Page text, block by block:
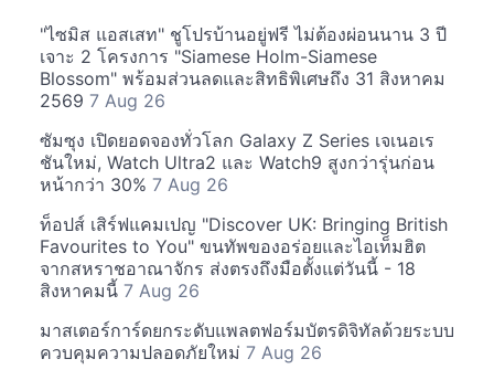
"ไซมิส แอสเสท" ชูโปรบ้านอยู่ฟรี ไม่ต้องผ่อนนาน 3 ปี
เจาะ 2 โครงการ "Siamese Holm-Siamese
Blossom" พร้อมส่วนลดและสิทธิพิเศษถึง 31 สิงหาคม
2569 7 Aug 26
ซัมซุง เปิดยอดจองทั่วโลก Galaxy Z Series เจเนอเร
ชันใหม่, Watch Ultra2 และ Watch9 สูงกว่ารุ่นก่อน
หน้ากว่า 30% 7 Aug 26
ท็อปส์ เสิร์ฟแคมเปญ "Discover UK: Bringing British
Favourites to You" ขนทัพของอร่อยและไอเท็มฮิต
จากสหราชอาณาจักร ส่งตรงถึงมือตั้งแต่วันนี้ - 18
สิงหาคมนี้ 7 Aug 26
มาสเตอร์การ์ดยกระดับแพลตฟอร์มบัตรดิจิทัลด้วยระบบ
ควบคุมความปลอดภัยใหม่ 7 Aug 26